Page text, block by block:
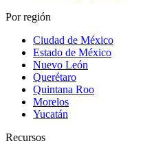
Por región
Ciudad de México
Estado de México
Nuevo León
Querétaro
Quintana Roo
Morelos
Yucatán
Recursos